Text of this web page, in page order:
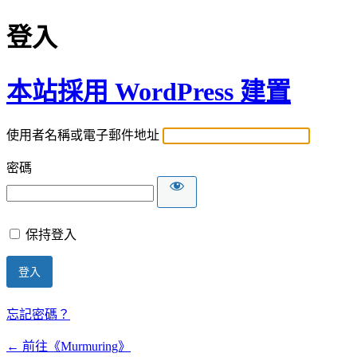
登入
本站採用 WordPress 建置
使用者名稱或電子郵件地址
密碼
保持登入
忘記密碼？
← 前往《Murmuring》